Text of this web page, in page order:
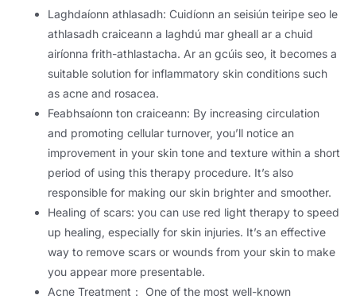
Laghdaíonn athlasadh: Cuidíonn an seisiún teiripe seo le
athlasadh craiceann a laghdú mar gheall ar a chuid
airíonna frith-athlastacha. Ar an gcúis seo, it becomes a
suitable solution for inflammatory skin conditions such
as acne and rosacea.
Feabhsaíonn ton craiceann: By increasing circulation
and promoting cellular turnover, you’ll notice an
improvement in your skin tone and texture within a short
period of using this therapy procedure. It’s also
responsible for making our skin brighter and smoother.
Healing of scars: you can use red light therapy to speed
up healing, especially for skin injuries. It’s an effective
way to remove scars or wounds from your skin to make
you appear more presentable.
Acne Treatment ： One of the most well-known